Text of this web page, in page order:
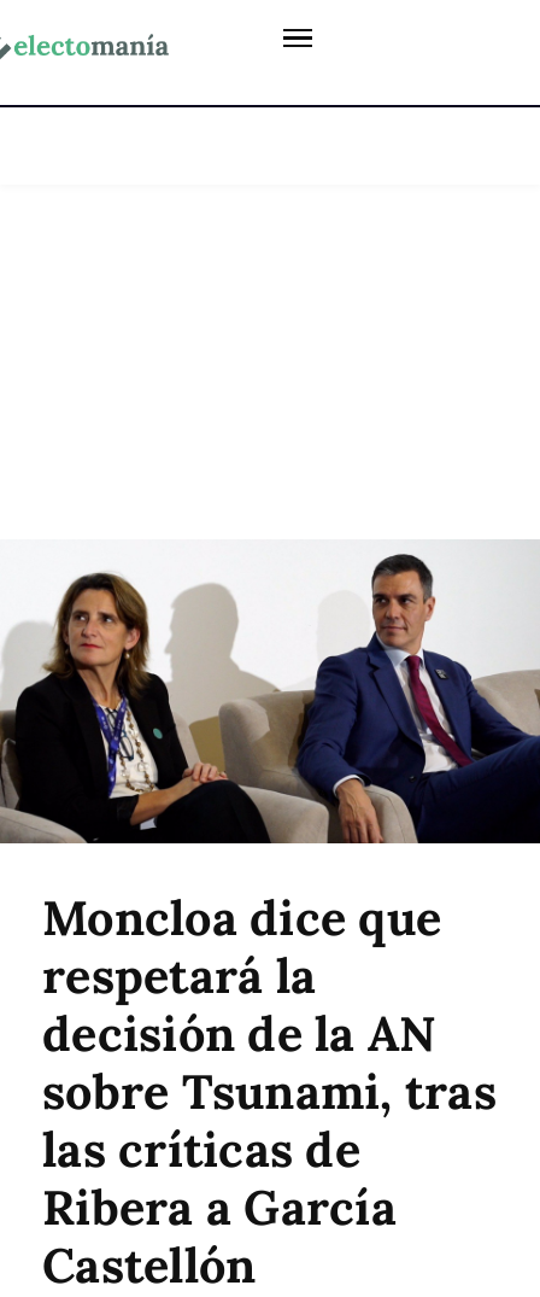
Moncloa dice que
respetará la
decisión de la AN
sobre Tsunami, tras
las críticas de
Ribera a García
Castellón